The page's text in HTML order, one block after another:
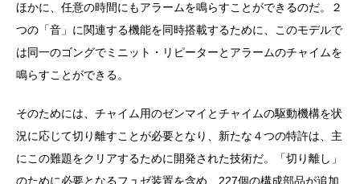
ほかに、任意の時間にもアラームを鳴らすことができるのだ。２
つの「音」に関連する機能を同時搭載するために、このモデルで
は同一のゴングでミニット・リピーターとアラームのチャイムを
鳴らすことができる。
そのためには、チャイム用のゼンマイとチャイムの駆動機構を状
況に応じて切り離すことが必要となり、新たな４つの特許は、主
にこの難題をクリアするために開発された技術だ。「切り離し」
のために必要となるフュゼ装置を含め、227個の構成部品が追加